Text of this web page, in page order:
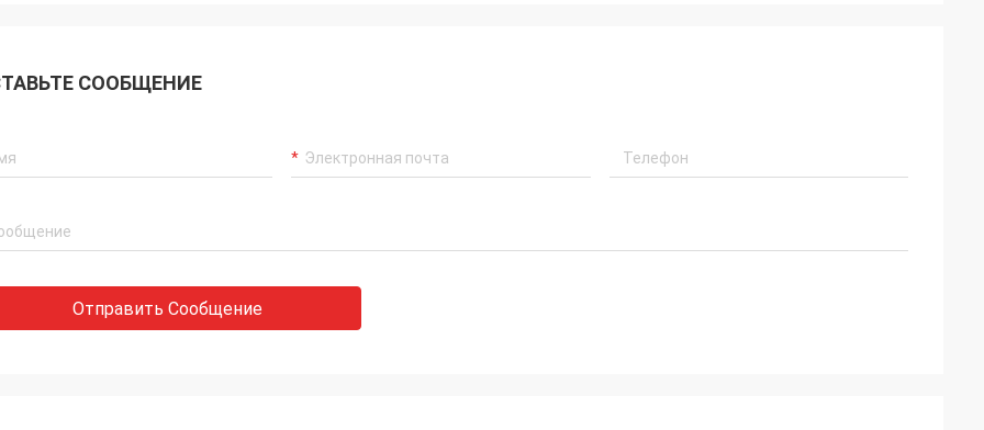
СООБЩЕНИЕ
Отправить Сообщение